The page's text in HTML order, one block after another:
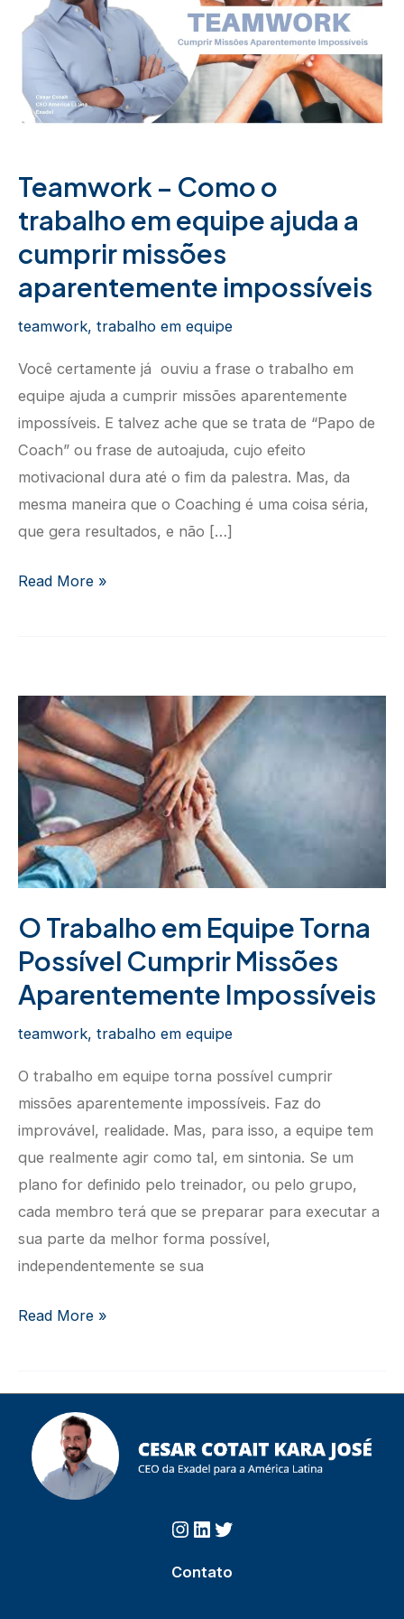
Teamwork – Como o
trabalho em equipe ajuda a
cumprir missões
aparentemente impossíveis
teamwork, trabalho em equipe
Você certamente já ouviu a frase o trabalho em
equipe ajuda a cumprir missões aparentemente
impossíveis. E talvez ache que se trata de “Papo de
Coach” ou frase de autoajuda, cujo efeito
motivacional dura até o fim da palestra. Mas, da
mesma maneira que o Coaching é uma coisa séria,
que gera resultados, e não […]
Teamwork
equipe
ajuda
cumprir
missões
aparentemente
Read More »
O Trabalho em Equipe Torna
Possível Cumprir Missões
Aparentemente Impossíveis
teamwork, trabalho em equipe
O trabalho em equipe torna possível cumprir
missões aparentemente impossíveis. Faz do
improvável, realidade. Mas, para isso, a equipe tem
que realmente agir como tal, em sintonia. Se um
plano for definido pelo treinador, ou pelo grupo,
cada membro terá que se preparar para executar a
sua parte da melhor forma possível,
independentemente se sua
O
Equipe
Torna
Possível
Cumprir
Missões
Read More »
Instagram
https://www.linkedin.com/in/cesarcotait/
Twitter
Contato